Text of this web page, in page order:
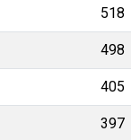
518
498
405
397